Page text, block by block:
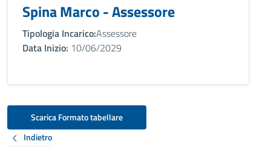
Spina Marco - Assessore
Tipologia Incarico:Assessore
Data Inizio: 10/06/2029
Scarica Formato tabellare
Indietro